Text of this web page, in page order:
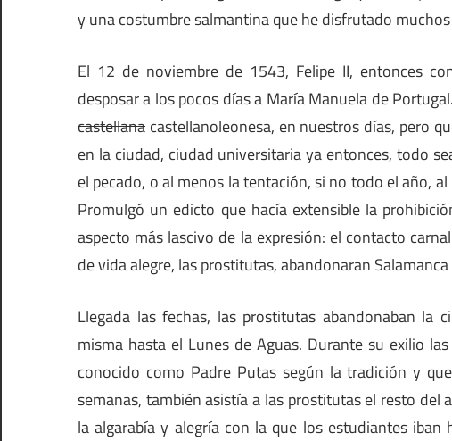
y una costumbre salmantina que he disfrutado
El 12 de noviembre de 1543, Felipe II, entonces
desposar a los pocos días a María Manuela de
castellana castellanoleonesa, en nuestros días, pero
en la ciudad, ciudad universitaria ya entonces, todo
el pecado, o al menos la tentación, si no todo el año,
Promulgó un edicto que hacía extensible la
aspecto más lascivo de la expresión: el contacto
de vida alegre, las prostitutas, abandonaran
Llegada las fechas, las prostitutas abandonaban
misma hasta el Lunes de Aguas. Durante su exilio
conocido como Padre Putas según la tradición y
semanas, también asistía a las prostitutas el resto del
la algarabía y alegría con la que los estudiantes